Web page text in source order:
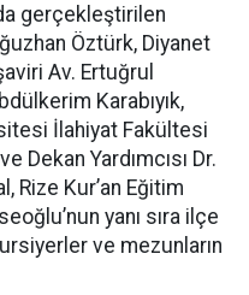
gerçekleştirilen
Öztürk, Diyanet
Av. Ertuğrul
Karabıyık,
İlahiyat Fakültesi
Dekan Yardımcısı Dr.
Rize Kur’an Eğitim
yanı sıra ilçe
ve mezunların